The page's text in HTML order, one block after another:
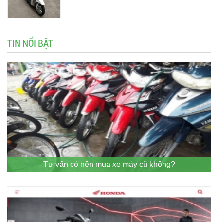
TIN NỔI BẬT
Tư vấn có nên mua xe máy cũ không?